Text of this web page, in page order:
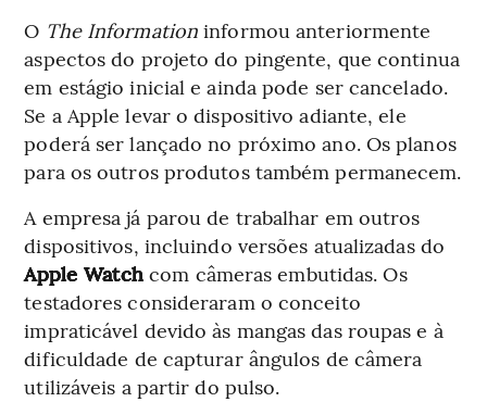
O The Information informou anteriormente
aspectos do projeto do pingente, que continua
em estágio inicial e ainda pode ser cancelado.
Se a Apple levar o dispositivo adiante, ele
poderá ser lançado no próximo ano. Os planos
para os outros produtos também permanecem.
A empresa já parou de trabalhar em outros
dispositivos, incluindo versões atualizadas do
Apple Watch com câmeras embutidas. Os
testadores consideraram o conceito
impraticável devido às mangas das roupas e à
dificuldade de capturar ângulos de câmera
utilizáveis a partir do pulso.